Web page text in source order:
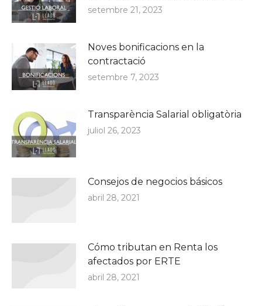
setembre 21, 2023
Noves bonificacions en la
contractació
setembre 7, 2023
Transparència Salarial obligatòria
juliol 26, 2023
Consejos de negocios básicos
abril 28, 2021
Cómo tributan en Renta los
afectados por ERTE
abril 28, 2021